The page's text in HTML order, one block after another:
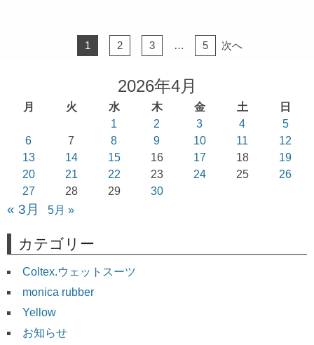
1 2 3 … 5 次へ
2026年4月
月 火 水 木 金 土
日
1
2 3 4
5
6
7 8 9 10 11
12
13
14 15 16 17 18
19
20
21 22 23 24 25
26
27
28 29 30
« 3月 5月 »
カテゴリー
Coltex.ウェットスーツ
monica rubber
Yellow
お知らせ